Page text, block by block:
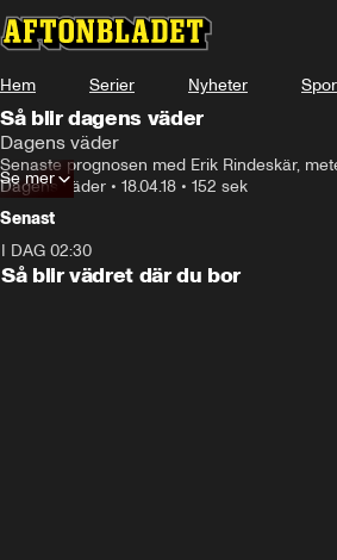
Hem Serier Nyheter
Så blir dagens väder
Dagens väder
Senaste prognosen med Erik Rindeskär,
Dagens väder • 18.04.18 • 152 sek
Se mer
Senast
I DAG 02:30
Så blir vädret där du bor